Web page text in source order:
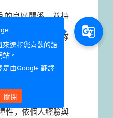
的良好關係，並持
其他事項，與團隊
彈性，依個人經驗與
來選擇您喜歡的語
。
是由Google 翻譯
關閉
g_translate